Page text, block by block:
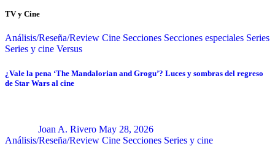
TV y Cine
Análisis/Reseña/Review Cine Secciones Secciones especiales Series
Series y cine Versus
¿Vale la pena ‘The Mandalorian and Grogu’? Luces y sombras del regreso
de Star Wars al cine
Joan A. Rivero May 28, 2026
Análisis/Reseña/Review Cine Secciones Series y cine